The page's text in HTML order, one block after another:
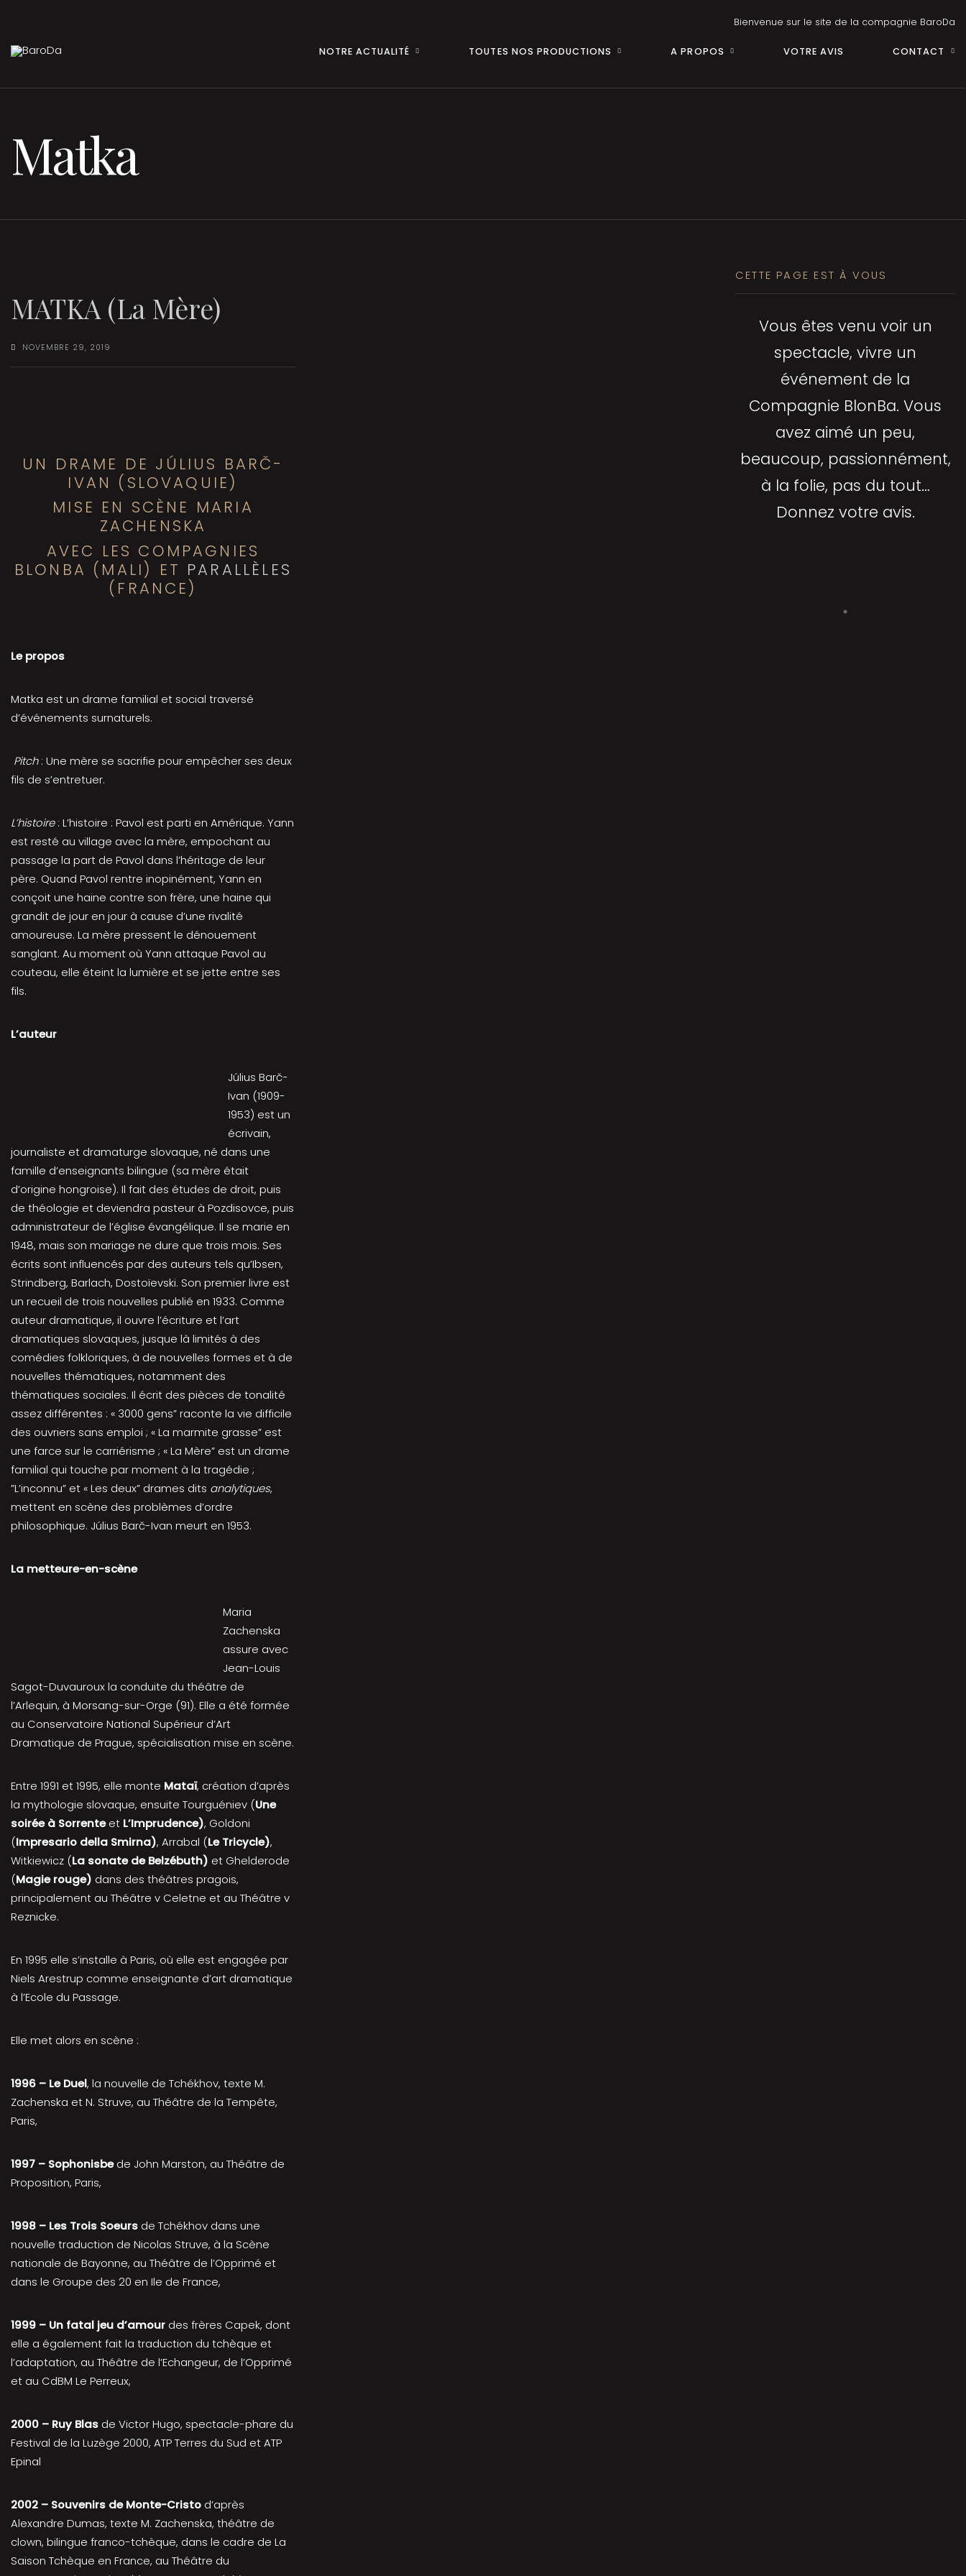
Bienvenue sur le site de la compagnie BaroDa
NOTRE ACTUALITÉ TOUTES NOS PRODUCTIONS A PROPOS VOTRE AVIS CONTACT
Matka
MATKA (La Mère)
NOVEMBRE 29, 2019
UN DRAME DE JÚLIUS BARČ-
IVAN (SLOVAQUIE)
MISE EN SCÈNE MARIA
ZACHENSKA
AVEC LES COMPAGNIES
BLONBA (MALI) ET PARALLÈLES
(FRANCE)
Le propos
Matka est un drame familial et social traversé
d’événements surnaturels.
Pitch: Une mère se sacrifie pour empêcher ses deux
fils de s’entretuer.
L’histoire: L’histoire : Pavol est parti en Amérique. Yann
est resté au village avec la mère, empochant au
passage la part de Pavol dans l’héritage de leur
père. Quand Pavol rentre inopinément, Yann en
conçoit une haine contre son frère, une haine qui
grandit de jour en jour à cause d’une rivalité
amoureuse. La mère pressent le dénouement
sanglant. Au moment où Yann attaque Pavol au
couteau, elle éteint la lumière et se jette entre ses
fils.
L’auteur
Július Barč-
Ivan (1909-
1953) est un
écrivain,
journaliste et dramaturge slovaque, né dans une
famille d’enseignants bilingue (sa mère était
d’origine hongroise). Il fait des études de droit, puis
de théologie et deviendra pasteur à Pozdisovce, puis
administrateur de l’église évangélique. Il se marie en
1948, mais son mariage ne dure que trois mois. Ses
écrits sont influencés par des auteurs tels qu’Ibsen,
Strindberg, Barlach, Dostoïevski. Son premier livre est
un recueil de trois nouvelles publié en 1933. Comme
auteur dramatique, il ouvre l’écriture et l’art
dramatiques slovaques, jusque là limités à des
comédies folkloriques, à de nouvelles formes et à de
nouvelles thématiques, notamment des
thématiques sociales. Il écrit des pièces de tonalité
assez différentes : « 3000 gens” raconte la vie difficile
des ouvriers sans emploi ; « La marmite grasse” est
une farce sur le carriérisme ; « La Mère” est un drame
familial qui touche par moment à la tragédie ;
”L’inconnu” et « Les deux” drames dits analytiques,
mettent en scène des problèmes d’ordre
philosophique. Július Barč-Ivan meurt en 1953.
La metteure-en-scène
Maria
Zachenska
assure avec
Jean-Louis
Sagot-Duvauroux la conduite du théâtre de
l’Arlequin, à Morsang-sur-Orge (91). Elle a été formée
au Conservatoire National Supérieur d’Art
Dramatique de Prague, spécialisation mise en scène.
Entre 1991 et 1995, elle monte Mataï, création d’après
la mythologie slovaque, ensuite Tourguéniev (Une
soirée à Sorrenteet L’Imprudence), Goldoni
(Impresario della Smirna), Arrabal (Le Tricycle),
Witkiewicz (La sonate de Belzébuth) et Ghelderode
(Magie rouge) dans des théâtres pragois,
principalement au Théâtre v Celetne et au Théâtre v
Reznicke.
En 1995 elle s’installe à Paris, où elle est engagée par
Niels Arestrup comme enseignante d’art dramatique
à l’Ecole du Passage.
Elle met alors en scène :
1996 – Le Duel, la nouvelle de Tchékhov, texte M.
Zachenska et N. Struve, au Théâtre de la Tempête,
Paris,
1997 – Sophonisbede John Marston, au Théâtre de
Proposition, Paris,
1998 – Les Trois Soeurs de Tchékhov dans une
nouvelle traduction de Nicolas Struve, à la Scène
nationale de Bayonne, au Théâtre de l’Opprimé et
dans le Groupe des 20 en Ile de France,
1999 – Un fatal jeu d’amour des frères Capek, dont
elle a également fait la traduction du tchèque et
l’adaptation, au Théâtre de l’Echangeur, de l’Opprimé
et au CdBM Le Perreux,
2000 – Ruy Blas de Victor Hugo, spectacle-phare du
Festival de la Luzège 2000, ATP Terres du Sud et ATP
Epinal
2002 – Souvenirs de Monte-Cristo d’après
Alexandre Dumas, texte M. Zachenska, théâtre de
clown, bilingue franco-tchèque, dans le cadre de La
Saison Tchèque en France, au Théâtre du
CETTE PAGE EST À VOUS
Vous êtes venu voir un
spectacle, vivre un
événement de la
Compagnie BlonBa. Vous
avez aimé un peu,
beaucoup, passionnément,
à la folie, pas du tout…
Donnez votre avis.